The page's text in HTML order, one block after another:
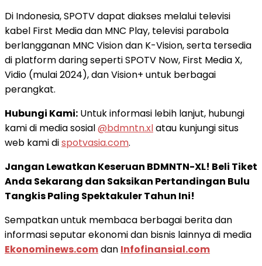
Di Indonesia, SPOTV dapat diakses melalui televisi
kabel First Media dan MNC Play, televisi parabola
berlangganan MNC Vision dan K-Vision, serta tersedia
di platform daring seperti SPOTV Now, First Media X,
Vidio (mulai 2024), dan Vision+ untuk berbagai
perangkat.
Hubungi Kami: Untuk informasi lebih lanjut, hubungi
kami di media sosial@bdmntn.xlatau kunjungi situs
web kami dispotvasia.com.
Jangan Lewatkan Keseruan BDMNTN-XL! Beli Tiket
Anda Sekarang dan Saksikan Pertandingan Bulu
Tangkis Paling Spektakuler Tahun Ini!
Sempatkan untuk membaca berbagai berita dan
informasi seputar ekonomi dan bisnis lainnya di media
Ekonominews.comdan Infofinansial.com